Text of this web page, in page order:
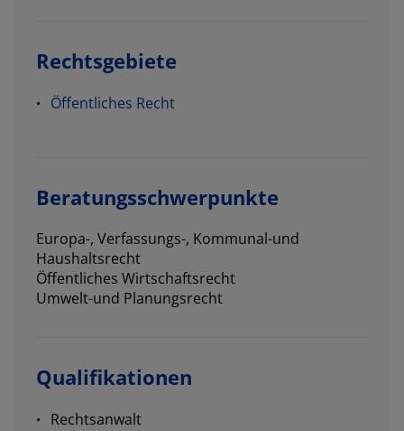
Rechtsgebiete
Öffentliches Recht
Beratungsschwerpunkte
Europa-, Verfassungs-, Kommunal-und
Haushaltsrecht
Öffentliches Wirtschaftsrecht
Umwelt-und Planungsrecht
Qualifikationen
Rechtsanwalt